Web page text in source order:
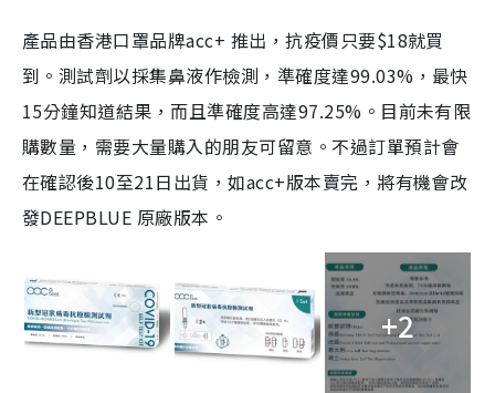
產品由香港口罩品牌acc+ 推出，抗疫價只要$18就買
到。測試劑以採集鼻液作檢測，準確度達99.03%，最快
15分鐘知道結果，而且準確度高達97.25%。目前未有限
購數量，需要大量購入的朋友可留意。不過訂單預計會
在確認後10至21日出貨，如acc+版本賣完，將有機會改
發DEEPBLUE 原廠版本。
+2